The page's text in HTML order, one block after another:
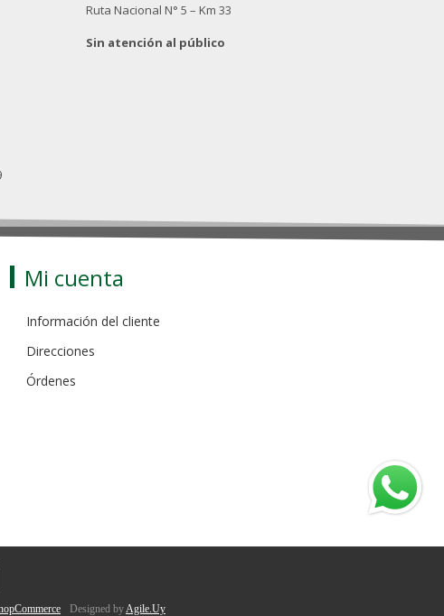
Ruta Nacional N° 5 – Km 33
Sin atención al público
Mi cuenta
Información del cliente
Direcciones
Órdenes
Designed by Agile.Uy